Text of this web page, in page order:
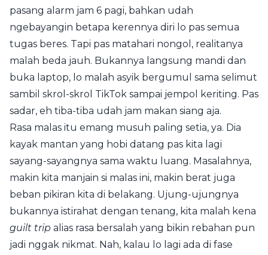
pasang alarm jam 6 pagi, bahkan udah
ngebayangin betapa kerennya diri lo pas semua
tugas beres. Tapi pas matahari nongol, realitanya
malah beda jauh. Bukannya langsung mandi dan
buka laptop, lo malah asyik bergumul sama selimut
sambil skrol-skrol TikTok sampai jempol keriting. Pas
sadar, eh tiba-tiba udah jam makan siang aja.
Rasa malas itu emang musuh paling setia, ya. Dia
kayak mantan yang hobi datang pas kita lagi
sayang-sayangnya sama waktu luang. Masalahnya,
makin kita manjain si malas ini, makin berat juga
beban pikiran kita di belakang. Ujung-ujungnya
bukannya istirahat dengan tenang, kita malah kena
guilt trip alias rasa bersalah yang bikin rebahan pun
jadi nggak nikmat. Nah, kalau lo lagi ada di fase